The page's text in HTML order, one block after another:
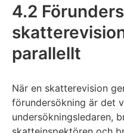
4.2
parallellt
När en skatterevision
förundersökning är det
undersökningsledaren,